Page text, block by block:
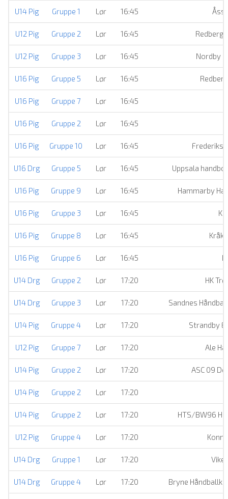
U14 Pig Gruppe 1 Lør 16:45
U12 Pig Gruppe 2 Lør 16:45
U12 Pig Gruppe 3 Lør 16:45 Nordby
U16 Pig Gruppe 5 Lør 16:45
U16 Pig Gruppe 7 Lør 16:45
U16 Pig Gruppe 2 Lør 16:45
U16 Pig Gruppe 10 Lør 16:45
U16 Drg Gruppe 5 Lør 16:45 Uppsala
U16 Pig Gruppe 9 Lør 16:45 Hammarby
U16 Pig Gruppe 3 Lør 16:45
U16 Pig Gruppe 8 Lør 16:45
U16 Pig Gruppe 6 Lør 16:45
U14 Drg Gruppe 2 Lør 17:20 HK
U14 Drg Gruppe 3 Lør 17:20 Sandnes
U14 Pig Gruppe 4 Lør 17:20 Strandby
U12 Pig Gruppe 7 Lør 17:20 Ale
U14 Pig Gruppe 2 Lør 17:20 ASC 09
U14 Pig Gruppe 2 Lør 17:20
U14 Pig Gruppe 2 Lør 17:20 HTS/BW96
U12 Pig Gruppe 4 Lør 17:20
U14 Drg Gruppe 1 Lør 17:20
U14 Drg Gruppe 4 Lør 17:20 Bryne